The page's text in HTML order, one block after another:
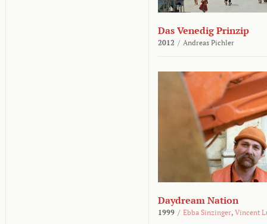
Das Venedig Prinzip
2012 / Andreas Pichler
Daydream Nation
1999 / Ebba Sinzinger, Vincent